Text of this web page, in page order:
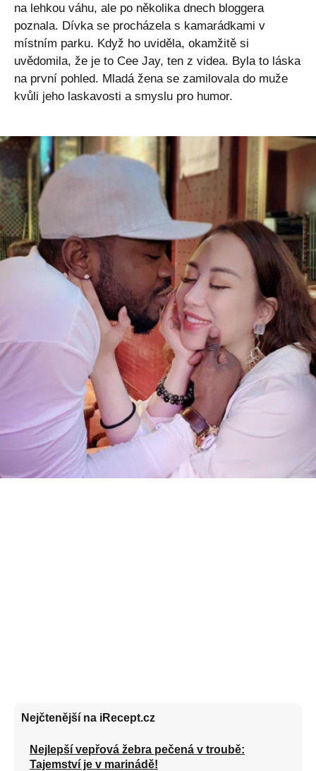
na lehkou váhu, ale po několika dnech bloggera
poznala. Dívka se procházela s kamarádkami v
místním parku. Když ho uviděla, okamžitě si
uvědomila, že je to Cee Jay, ten z videa. Byla to láska
na první pohled. Mladá žena se zamilovala do muže
kvůli jeho laskavosti a smyslu pro humor.
Nejčtenější na iRecept.cz
Nejlepší vepřová žebra pečená v troubě:
Tajemství je v marinádě!